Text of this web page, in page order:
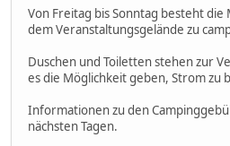
Von Freitag bis Sonntag besteht
dem Veranstaltungsgelände zu
Duschen und Toiletten stehen zur
es die Möglichkeit geben, Strom zu
Informationen zu den
nächsten Tagen.